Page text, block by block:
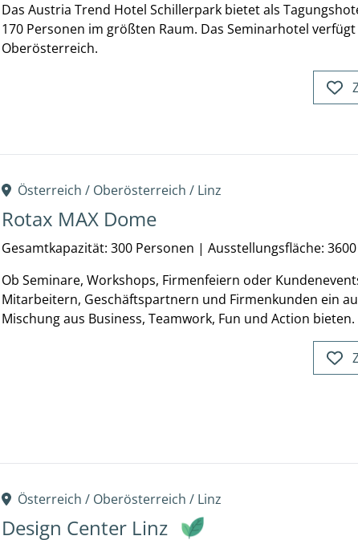
Das Austria Trend Hotel Schillerpark bietet als
170 Personen im größten Raum. Das Seminarhotel
Oberösterreich.
Österreich / Oberösterreich / Linz
Rotax MAX Dome
Gesamtkapazität: 300 Personen | Ausstellungsfläche: 3600
Ob Seminare, Workshops, Firmenfeiern oder
Mitarbeitern, Geschäftspartnern und Firmenkunden ein
Mischung aus Business, Teamwork, Fun und Action bieten.
Österreich / Oberösterreich / Linz
Design Center Linz